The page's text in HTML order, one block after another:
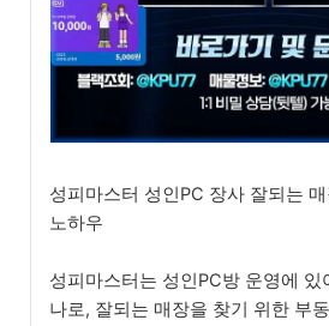
성피마스터 성인PC 장사 잘되는
노하우
성피마스터는 성인PC방 운영에
나로, 잘되는 매장을 찾기 위한 부